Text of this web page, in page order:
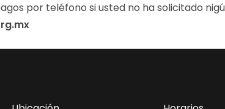
por teléfono si usted no ha solicitado